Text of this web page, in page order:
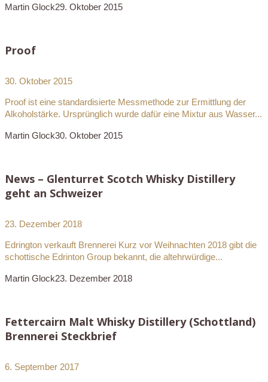
Martin Glock29. Oktober 2015
Proof
30. Oktober 2015
Proof ist eine standardisierte Messmethode zur Ermittlung der
Alkoholstärke. Ursprünglich wurde dafür eine Mixtur aus Wasser...
Martin Glock30. Oktober 2015
News – Glenturret Scotch Whisky Distillery
geht an Schweizer
23. Dezember 2018
Edrington verkauft Brennerei Kurz vor Weihnachten 2018 gibt die
schottische Edrinton Group bekannt, die altehrwürdige...
Martin Glock23. Dezember 2018
Fettercairn Malt Whisky Distillery (Schottland)
Brennerei Steckbrief
6. September 2017